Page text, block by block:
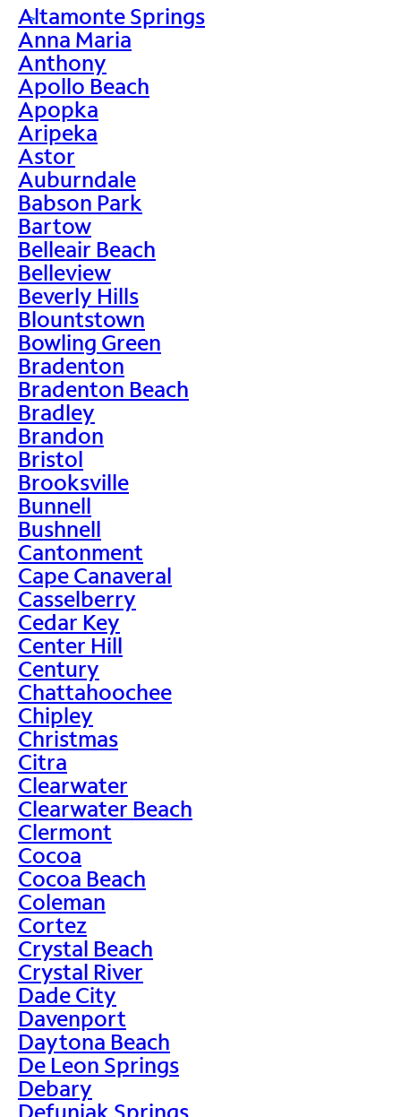
>
Altamonte Springs
Anna Maria
Anthony
Apollo Beach
Apopka
Aripeka
Astor
Auburndale
Babson Park
Bartow
Belleair Beach
Belleview
Beverly Hills
Blountstown
Bowling Green
Bradenton
Bradenton Beach
Bradley
Brandon
Bristol
Brooksville
Bunnell
Bushnell
Cantonment
Cape Canaveral
Casselberry
Cedar Key
Center Hill
Century
Chattahoochee
Chipley
Christmas
Citra
Clearwater
Clearwater Beach
Clermont
Cocoa
Cocoa Beach
Coleman
Cortez
Crystal Beach
Crystal River
Dade City
Davenport
Daytona Beach
De Leon Springs
Debary
Defuniak Springs